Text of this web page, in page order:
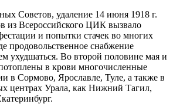
Советов, удаление 14 июня 1918 г.
из Всероссийского ЦИК вызвало
и попытки стачек во многих
продовольственное снабжение
ухудшаться. Во второй половине мая и
в крови многочисленные
в Сормово, Ярославле, Туле, а также в
центрах Урала, как Нижний Тагил,